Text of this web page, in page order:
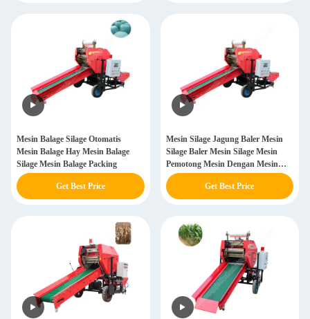
Mesin Balage Silage Otomatis
Mesin Balage Hay Mesin Balage
Silage Mesin Balage Packing
Get Best Price
Mesin Silage Jagung Baler Mesin
Silage Baler Mesin Silage Mesin
Pemotong Mesin Dengan Mesin
Baler
Get Best Price